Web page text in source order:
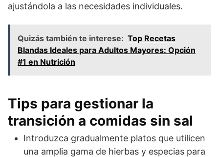
ajustándola a las necesidades individuales.
Quizás también te interese: Top Recetas
Blandas Ideales para Adultos Mayores: Opción
#1 en Nutrición
Tips para gestionar la
transición a comidas sin sal
Introduzca gradualmente platos que utilicen
una amplia gama de hierbas y especias para